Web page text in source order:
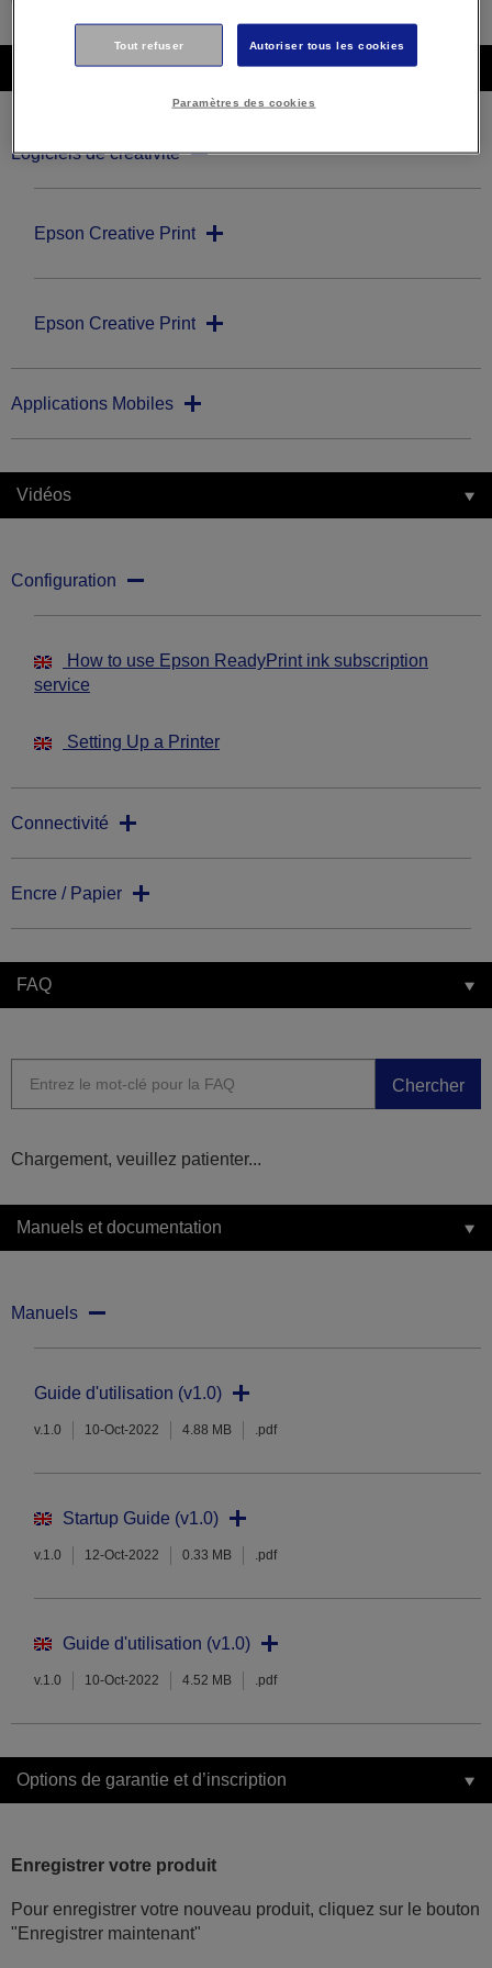
Téléchargements
Logiciels de créativité
Epson Creative Print
Epson Creative Print
Applications Mobiles
Vidéos
Configuration
How to use Epson ReadyPrint ink subscription
service
Setting Up a Printer
Connectivité
Encre / Papier
FAQ
Chercher
Chargement, veuillez patienter...
Manuels et documentation
Manuels
Guide d'utilisation (v1.0)
v.1.0 10-Oct-2022 4.88 MB .pdf
Startup Guide (v1.0)
v.1.0 12-Oct-2022 0.33 MB .pdf
Guide d'utilisation (v1.0)
v.1.0 10-Oct-2022 4.52 MB .pdf
Options de garantie et d’inscription
Enregistrer votre produit
Pour enregistrer votre nouveau produit, cliquez sur le bouton
"Enregistrer maintenant"
Tout refuser Autoriser tous les cookies
Paramètres des cookies